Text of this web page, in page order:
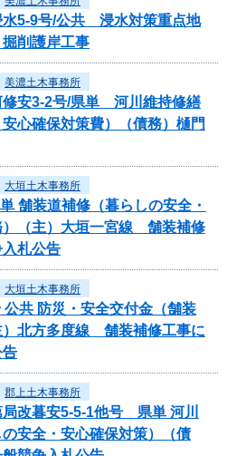
水5-9号/公共 浸水対策重点地
削護岸工事
美濃土木事務所
修安3-2号/県単 河川維持修繕
心確保対策費）（債務）樋門
大垣土木事務所
舗装道補修（暮らしの安全・
）（主）大垣一宮線 舗装補修
札公告
大垣土木事務所
共 防災・安全交付金（舗装
）北方多度線 舗装補修工事に
告
郡上土木事務所
局改暮安5-5-1他号 県単 河川
安全・安心確保対策）（債